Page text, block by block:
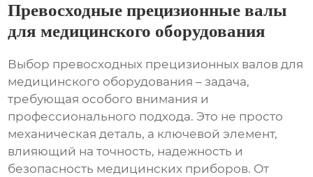
Превосходные прецизионные валы
для медицинского оборудования
Выбор превосходных прецизионных валов для
медицинского оборудования – задача,
требующая особого внимания и
профессионального подхода. Это не просто
механическая деталь, а ключевой элемент,
влияющий на точность, надежность и
безопасность медицинских приборов. От